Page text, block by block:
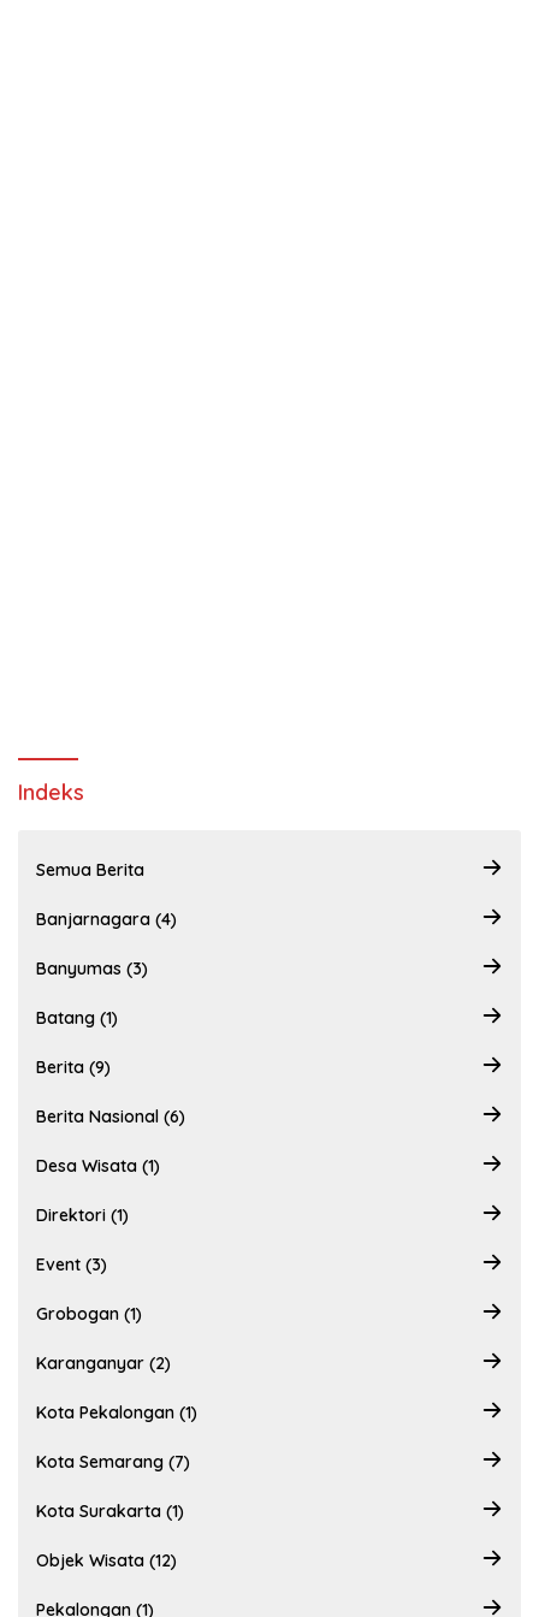
Indeks
Semua Berita
Banjarnagara (4)
Banyumas (3)
Batang (1)
Berita (9)
Berita Nasional (6)
Desa Wisata (1)
Direktori (1)
Event (3)
Grobogan (1)
Karanganyar (2)
Kota Pekalongan (1)
Kota Semarang (7)
Kota Surakarta (1)
Objek Wisata (12)
Pekalongan (1)